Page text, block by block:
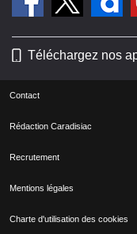
Téléchargez nos
Contact
Rédaction Caradisiac
Recrutement
Mentions légales
Charte d'utilisation des cookies